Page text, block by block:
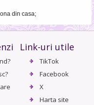
din casa;
Link-uri utile
TikTok
Facebook
X
Harta site